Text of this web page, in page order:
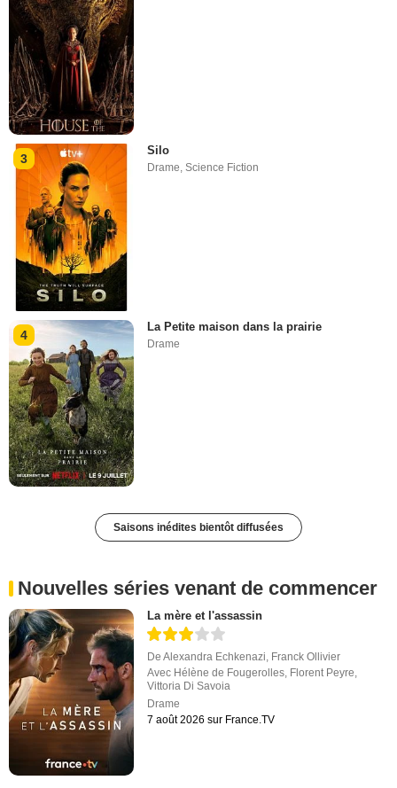
3
Silo
Drame,Science Fiction
4
La Petite maison dans la prairie
Drame
Saisons inédites bientôt diffusées
Nouvelles séries venant de commencer
La mère et l'assassin
DeAlexandra Echkenazi, Franck Ollivier
Avec Hélène de Fougerolles, Florent Peyre,
Vittoria Di Savoia
Drame
7 août 2026 sur France.TV